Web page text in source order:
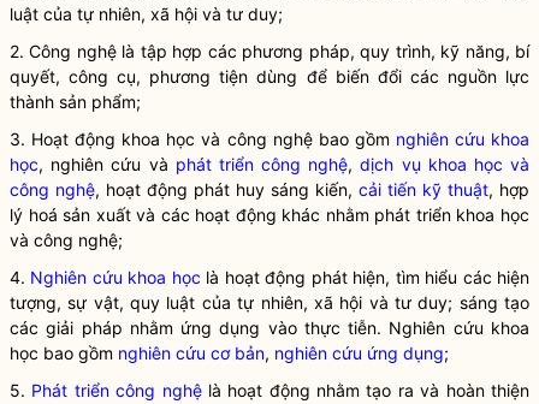
luật của tự nhiên, xã hội và tư duy;
2.Công nghệlà tập hợp các phương pháp, quy trình, kỹ năng, bí
quyết, công cụ, phương tiện dùng để biến đổi các nguồn lực
thành sản phẩm;
3. Hoạt động khoa học và công nghệbao gồm nghiên cứu khoa
học, nghiên cứu và phát triển công nghệ,dịch vụ khoa học và
công nghệ, hoạt động phát huy sáng kiến, cải tiến kỹ thuật, hợp
lý hoá sản xuất và các hoạt động khác nhằm phát triển khoa học
và công nghệ;
4. Nghiên cứu khoa học là hoạt động phát hiện, tìm hiểu các hiện
tượng, sự vật, quy luật của tự nhiên, xã hội và tư duy; sáng tạo
các giải pháp nhằm ứng dụng vào thực tiễn. Nghiên cứu khoa
học bao gồm nghiên cứu cơ bản, nghiên cứu ứng dụng;
5. Phát triển công nghệlà hoạt động nhằm tạo ra và hoàn thiện